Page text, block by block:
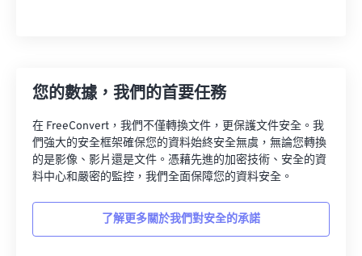
您的數據，我們的首要任務
在 FreeConvert，我們不僅轉換文件，更保護文件安全。我
們強大的安全框架確保您的資料始終安全無虞，無論您轉換
的是影像、影片還是文件。憑藉先進的加密技術、安全的資
料中心和嚴密的監控，我們全面保障您的資料安全。
了解更多關於我們對安全的承諾